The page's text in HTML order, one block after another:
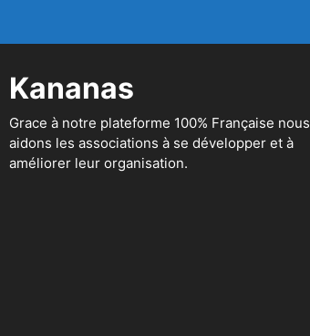
Kananas
Grace à notre plateforme 100% Française nous
aidons les associations à se développer et à
améliorer leur organisation.